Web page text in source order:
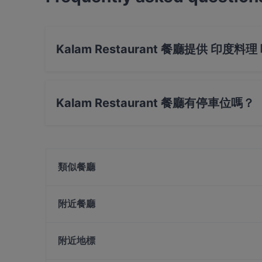
Kalam Restaurant 餐廳提供 印度料理
Kalam Restaurant 餐廳有停車位嗎？
類似餐廳
Old City Biryani
Copper Chimney - Syed Alwi Road Singapore
附近餐廳
Monsoon Masala
附近地標